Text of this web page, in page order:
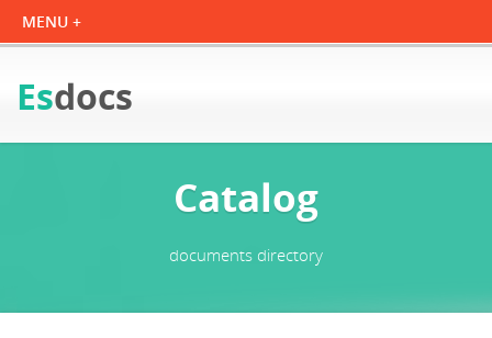
Esdocs
Catalog
documents directory